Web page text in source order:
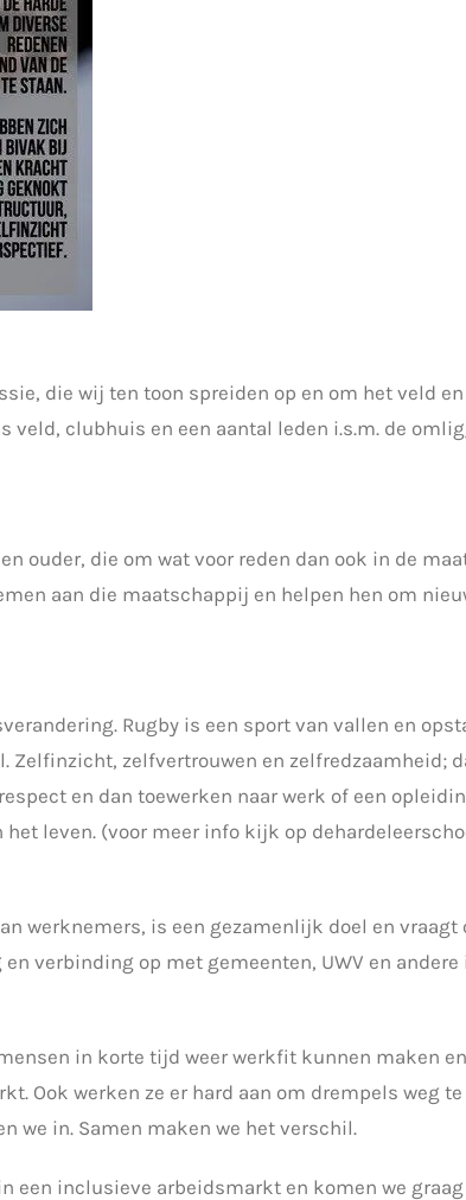
die wij ten toon spreiden op en om het veld
clubhuis en een aantal leden i.s.m. de
ouder, die om wat voor reden dan ook in de
aan die maatschappij en helpen hen om
Rugby is een sport van vallen en
zelfvertrouwen en zelfredzaamheid;
en dan toewerken naar werk of een
leven. (voor meer info kijk op
werknemers, is een gezamenlijk doel en vraagt
verbinding op met gemeenten, UWV en
in korte tijd weer werkfit kunnen maken
Ook werken ze er hard aan om drempels weg
we in. Samen maken we het verschil.
een inclusieve arbeidsmarkt en komen we